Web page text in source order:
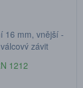
16 mm, vnější -
závit
1212